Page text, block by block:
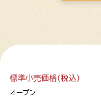
標準小売価格(税込)
オープン